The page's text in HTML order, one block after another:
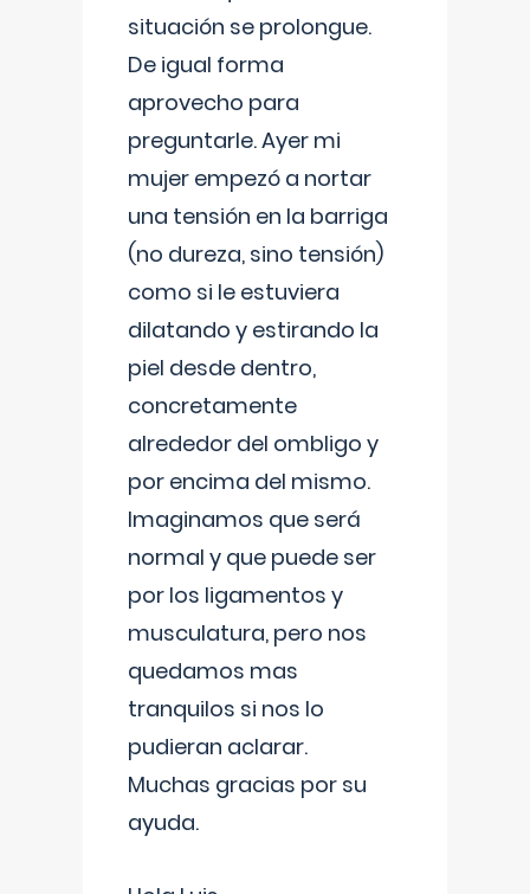
situación se prolongue.
De igual forma
aprovecho para
preguntarle. Ayer mi
mujer empezó a nortar
una tensión en la barriga
(no dureza, sino tensión)
como si le estuviera
dilatando y estirando la
piel desde dentro,
concretamente
alrededor del ombligo y
por encima del mismo.
Imaginamos que será
normal y que puede ser
por los ligamentos y
musculatura, pero nos
quedamos mas
tranquilos si nos lo
pudieran aclarar.
Muchas gracias por su
ayuda.